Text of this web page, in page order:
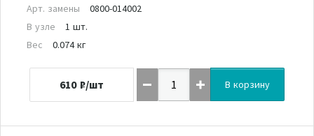
Арт. замены
0800-014002
В узле
1 шт.
Вес
0.074 кг
610 ₽/шт В корзину